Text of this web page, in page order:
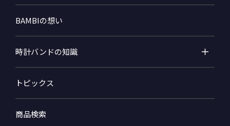
BAMBIの想い
時計バンドの知識
トピックス
商品検索